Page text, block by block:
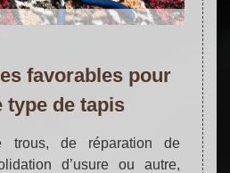
favorables pour
type de tapis
trous, de réparation de
d’usure ou autre,